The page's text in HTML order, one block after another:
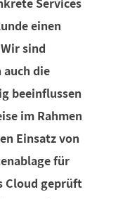
Services
einen
sind
auch die
beeinflussen
im Rahmen
Einsatz von
für
Cloud geprüft